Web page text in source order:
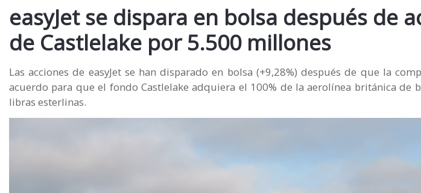
easyJet se dispara en bolsa después de
de Castlelake por 5.500 millones
Las acciones de easyJet se han disparado en bolsa (+9,28%) después de que la
acuerdo para que el fondo Castlelake adquiera el 100% de la aerolínea británica de
libras esterlinas.